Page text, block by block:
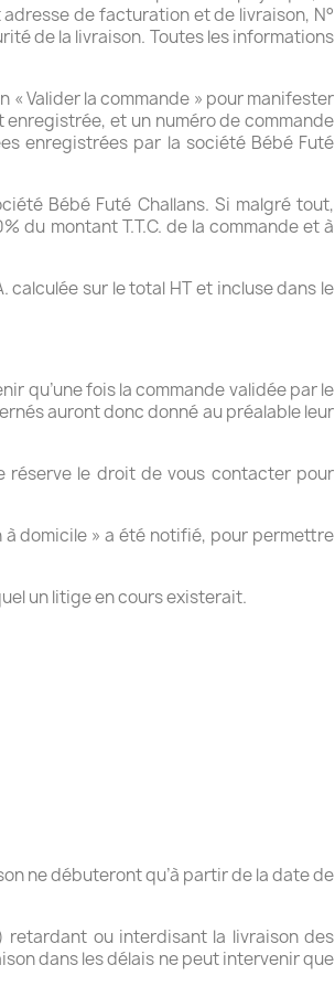
de facturation et de livraison, N°
de la livraison. Toutes les informations
Valider la commande » pour manifester
et un numéro de commande
enregistrées par la société Bébé Futé
Bébé Futé Challans. Si malgré tout,
du montant T.T.C. de la commande et à
sur le total HT et incluse dans le
qu’une fois la commande validée par le
auront donc donné au préalable leur
réserve le droit de vous contacter pour
à domicile » a été notifié, pour permettre
un litige en cours existerait.
ne débuteront qu’à partir de la date de
retardant ou interdisant la livraison des
dans les délais ne peut intervenir que